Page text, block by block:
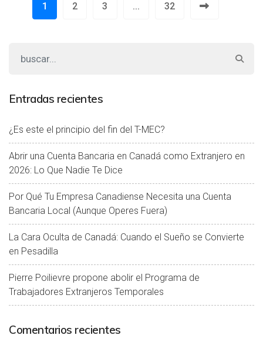
1 2 3 ... 32
Entradas recientes
¿Es este el principio del fin del T-MEC?
Abrir una Cuenta Bancaria en Canadá como Extranjero en
2026: Lo Que Nadie Te Dice
Por Qué Tu Empresa Canadiense Necesita una Cuenta
Bancaria Local (Aunque Operes Fuera)
La Cara Oculta de Canadá: Cuando el Sueño se Convierte
en Pesadilla
Pierre Poilievre propone abolir el Programa de
Trabajadores Extranjeros Temporales
Comentarios recientes